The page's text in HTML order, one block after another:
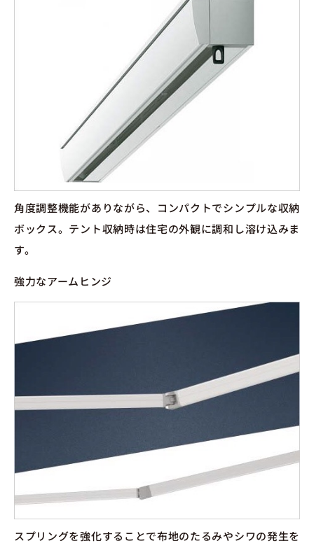
角度調整機能がありながら、コンパクトでシンプルな収納
ボックス。テント収納時は住宅の外観に調和し溶け込みま
す。
強力なアームヒンジ
スプリングを強化することで布地のたるみやシワの発生を